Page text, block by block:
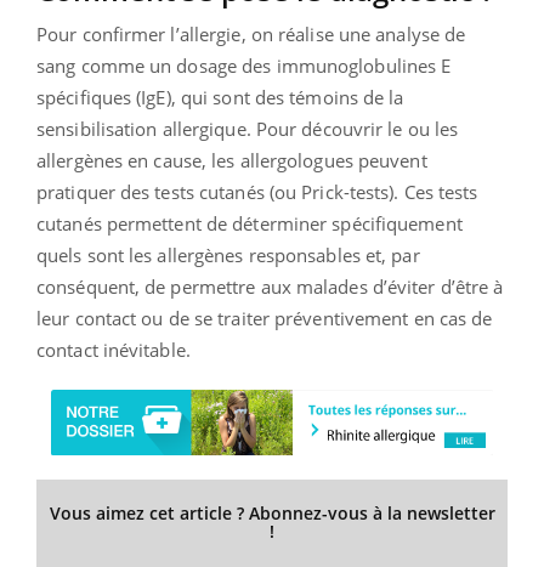
Pour confirmer l’allergie, on réalise une analyse de
sang comme un dosage des immunoglobulines E
spécifiques (IgE), qui sont des témoins de la
sensibilisation allergique. Pour découvrir le ou les
allergènes en cause, les allergologues peuvent
pratiquer des tests cutanés (ou Prick-tests). Ces tests
cutanés permettent de déterminer spécifiquement
quels sont les allergènes responsables et, par
conséquent, de permettre aux malades d’éviter d’être à
leur contact ou de se traiter préventivement en cas de
contact inévitable.
Vous aimez cet article ? Abonnez-vous à la newsletter
!